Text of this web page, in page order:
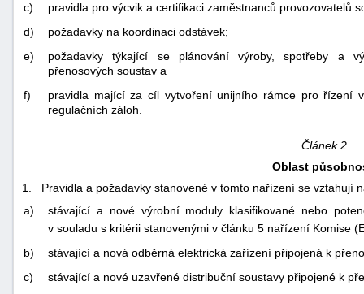
c)
pravidla pro výcvik a certifikaci zaměstnanců provozovatelů
d)
požadavky na koordinaci odstávek;
e)
požadavky týkající se plánování výroby, spotřeby a
přenosových soustav a
f)
pravidla mající za cíl vytvoření unijního rámce pro řízení
regulačních záloh.
Článek 2
Oblast
1. Pravidla a požadavky stanovené v tomto nařízení se vztahují
a)
stávající a nové výrobní moduly klasifikované nebo
v souladu s kritérii stanovenými v článku 5 nařízení Komise
b)
stávající a nová odběrná elektrická zařízení připojená k
c)
stávající a nové uzavřené distribuční soustavy připojené k